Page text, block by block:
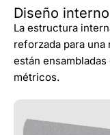
Diseño interno
La estructura
reforzada para una
están
métricos.